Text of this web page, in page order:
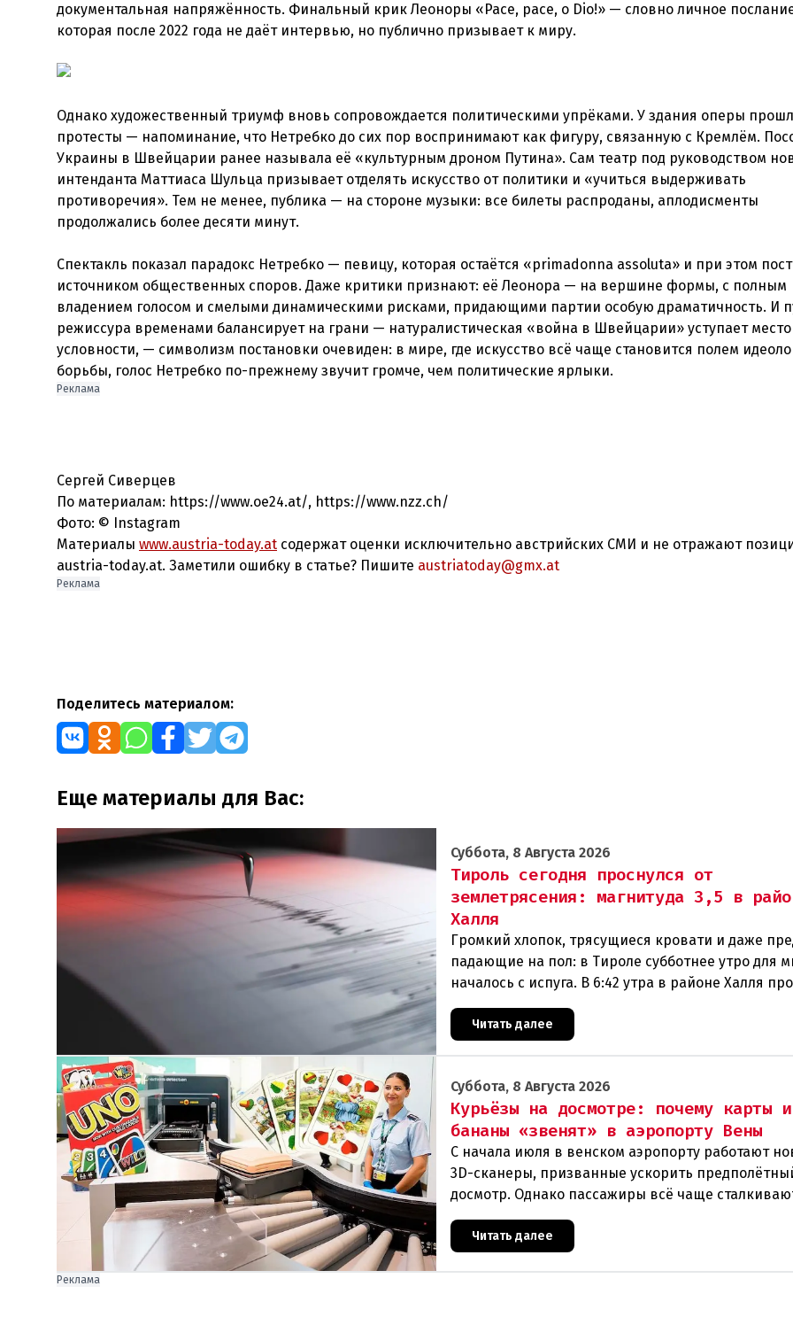
документальная напряжённость. Финальный крик Леоноры «Pace, pace, o Dio!» — словно личное
которая после 2022 года не даёт интервью, но публично призывает к миру.
Однако художественный триумф вновь сопровождается политическими упрёками. У здания оперы
протесты — напоминание, что Нетребко до сих пор воспринимают как фигуру, связанную с Кремлём.
Украины в Швейцарии ранее называла её «культурным дроном Путина». Сам театр под руководством
интенданта Маттиаса Шульца призывает отделять искусство от политики и «учиться выдерживать
противоречия». Тем не менее, публика — на стороне музыки: все билеты распроданы, аплодисменты
продолжались более десяти минут.
Спектакль показал парадокс Нетребко — певицу, которая остаётся «primadonna assoluta» и при этом
источником общественных споров. Даже критики признают: её Леонора — на вершине формы, с полным
владением голосом и смелыми динамическими рисками, придающими партии особую драматичность. И
режиссура временами балансирует на грани — натуралистическая «война в Швейцарии» уступает
условности, — символизм постановки очевиден: в мире, где искусство всё чаще становится полем
борьбы, голос Нетребко по-прежнему звучит громче, чем политические ярлыки.
Реклама
Сергей Сиверцев
По материалам: https://www.oe24.at/, https://www.nzz.ch/
Фото: © Instagram
Материалы www.austria-today.at содержат оценки исключительно австрийских СМИ и не отражают
austria-today.at. Заметили ошибку в статье? Пишите austriatoday@gmx.at
Реклама
Поделитесь материалом:
Еще материалы для Вас:
Суббота, 8 Августа 2026
Тироль сегодня проснулся от
землетрясения: магнитуда 3,5 в
Халля
Громкий хлопок, трясущиеся кровати и даже
падающие на пол: в Тироле субботнее утро для
началось с испуга. В 6:42 утра в районе Халля
землетрясение.Данные сейсмологовПо данны
Читать далее
Суббота, 8 Августа 2026
Курьёзы на досмотре: почему карты и
бананы «звенят» в аэропорту Вены
С начала июля в венском аэропорту работают
3D-сканеры, призванные ускорить
досмотр. Однако пассажиры всё чаще
Читать далее
Реклама